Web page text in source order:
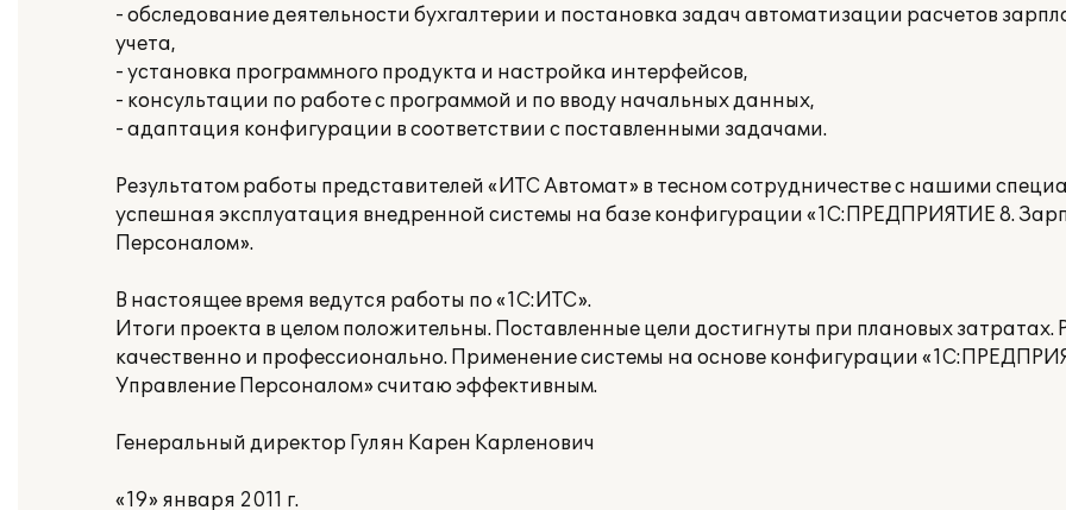
- обследование деятельности бухгалтерии и постановка задач автоматизации расчетов
учета,
- установка программного продукта и настройка интерфейсов,
- консультации по работе с программой и по вводу начальных данных,
- адаптация конфигурации в соответствии с поставленными задачами.
Результатом работы представителей «ИТС Автомат» в тесном сотрудничестве с нашими
успешная эксплуатация внедренной системы на базе конфигурации «1С:ПРЕДПРИЯТИЕ 8.
Персоналом».
В настоящее время ведутся работы по «1С:ИТС».
Итоги проекта в целом положительны. Поставленные цели достигнуты при плановых затратах.
качественно и профессионально. Применение системы на основе конфигурации
Управление Персоналом» считаю эффективным.
Генеральный директор Гулян Карен Карленович
«19» января 2011 г.